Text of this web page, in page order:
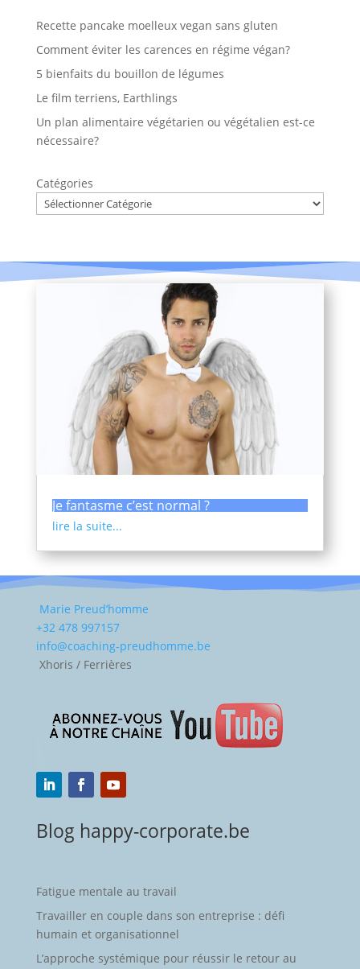
Recette pancake moelleux vegan sans gluten
Comment éviter les carences en régime végan?
5 bienfaits du bouillon de légumes
Le film terriens, Earthlings
Un plan alimentaire végétarien ou végétalien est-ce
nécessaire?
Catégories
Je fantasme c’est normal ?
lire la suite...
Marie Preud’homme
+32 478 997157
info@coaching-preudhomme.be
Xhoris / Ferrières
Blog happy-corporate.be
Fatigue mentale au travail
Travailler en couple dans son entreprise : défi
humain et organisationnel
L’approche systémique pour réussir le retour au